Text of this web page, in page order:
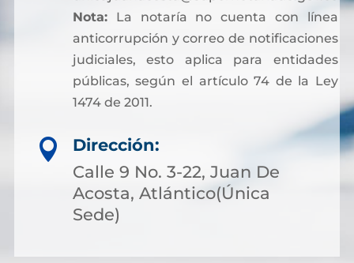
Nota:La notaría no cuenta con línea
anticorrupción y correo de notificaciones
judiciales, esto aplica para entidades
públicas, según el artículo 74 de la Ley
1474 de 2011.

Dirección:
Calle 9 No. 3-22, Juan De
Acosta, Atlántico(Única
Sede)